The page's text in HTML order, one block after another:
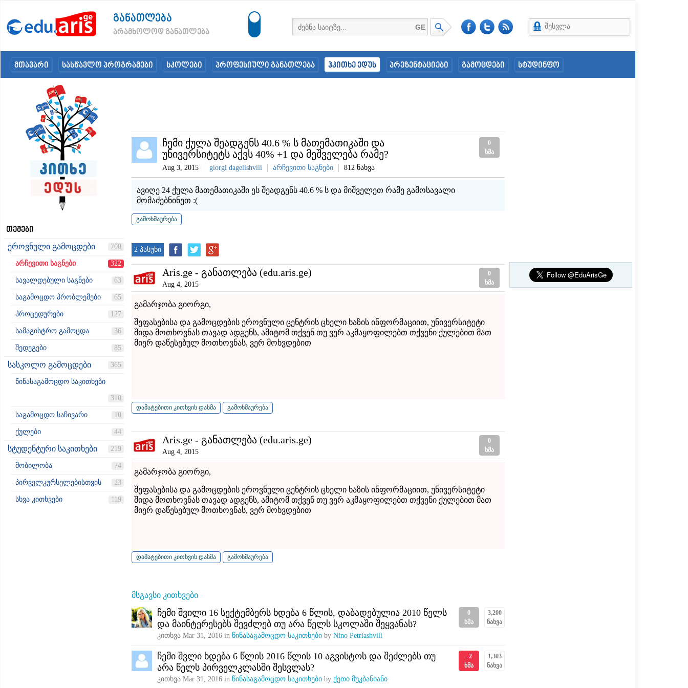
განათლება
არამხოლოდ განათლება
GE შესვლა
მთავარი სასწავლო პროგრამები სკოლები პროფესიული განათლება ჰკითხე ედუს პრეზენტაციები გამოცდები სტუდინფო
თემები
ეროვნული გამოცდები 700
არჩევითი საგნები 322
სავალდებული საგნები 63
საგამოცდო პრობლემები 65
პროცედურები 127
სამაგისტრო გამოცდა 36
შედეგები 85
სასკოლო გამოცდები 365
წინასაგამოცდო საკითხები
310
საგამოცდო საჩივარი 10
ქულები 44
სტუდენტური საკითხები 219
მობილობა 74
პირველკურსელებისთვის 23
სხვა კითხვები 119
0
ხმა
ჩემი ქულა შეადგენს 40.6 % ს მათემათიკაში და
უნივერსიტეტს აქვს 40% +1 და მეშველება რამე?
Aug 3, 2015 giorgi dagelishvili არჩევითი საგნები 812 ნახვა
ავიღე 24 ქულა მათემათიკაში ეს შეადგენს 40.6 % ს და მიშველეთ რამე გამოსავალი
მომაძებნინეთ :(
2 პასუხი
Aris.ge - განათლება (edu.aris.ge)
გამარჯობა გიორგი,
შეფასებისა და გამოცდების ეროვნული ცენტრის ცხელი ხაზის ინფორმაციით, უნივერსიტეტი
შიდა მოთხოვნას თავად ადგენს, ამიტომ თქვენ თუ ვერ აკმაყოფილებთ თქვენი ქულებით მათ
მიერ დაწესებულ მოთხოვნას, ვერ მოხვდებით
0
ხმა
Aug 4, 2015
Aris.ge - განათლება (edu.aris.ge)
გამარჯობა გიორგი,
შეფასებისა და გამოცდების ეროვნული ცენტრის ცხელი ხაზის ინფორმაციით, უნივერსიტეტი
შიდა მოთხოვნას თავად ადგენს, ამიტომ თქვენ თუ ვერ აკმაყოფილებთ თქვენი ქულებით მათ
მიერ დაწესებულ მოთხოვნას, ვერ მოხვდებით
0
ხმა
Aug 4, 2015
მსგავსი კითხვები
0
ხმა
3,200
ნახვა
ჩემი შვილი 16 სექტემბერს ხდება 6 წლის, დაბადებულია 2010 წელს
და მაინტერესებს შევძლებ თუ არა წელს სკოლაში შეყვანას?
კითხვა Mar 31, 2016 in წინასაგამოცდო საკითხები by Nino Petriashvili
–2
ხმა
1,303
ნახვა
ჩემი შვლი ხდება 6 წლის 2016 წლის 10 აგვისტოს და შეძლებს თუ
არა წელს პირველკლასში შესვლას?
კითხვა Mar 31, 2016 in წინასაგამოცდო საკითხები by ქეთი მუკბანიანი